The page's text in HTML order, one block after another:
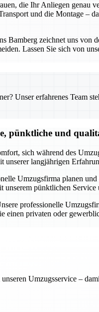
die Ihr Anliegen
und die Montage –
Bamberg zeichnet uns
Lassen Sie sich von
Unser erfahrenes Team
pünktliche und
sich während des
unserer langjährigen
Umzugsfirma planen
pünktlichen
professionelle
privaten oder
Umzugsservice –